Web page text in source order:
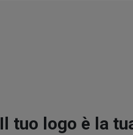
Il tuo logo è la